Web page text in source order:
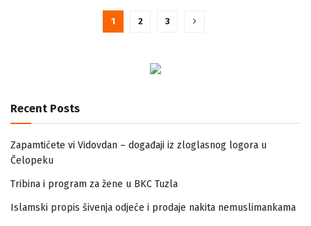
1 2 3
Recent Posts
Zapamtićete vi Vidovdan – događaji iz zloglasnog logora u
Čelopeku
Tribina i program za žene u BKC Tuzla
Islamski propis šivenja odjeće i prodaje nakita nemuslimankama